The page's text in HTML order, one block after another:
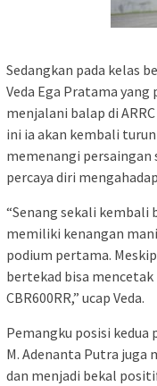
Sedangkan pada kelas
Veda Ega Pratama
menjalani balap di
ini ia akan kembali
memenangi persaingan
percaya diri
“Senang sekali kembali
memiliki kenangan
podium pertama.
bertekad bisa
CBR600RR,” ucap Veda.
Pemangku posisi kedua
M. Adenanta Putra
dan menjadi bekal